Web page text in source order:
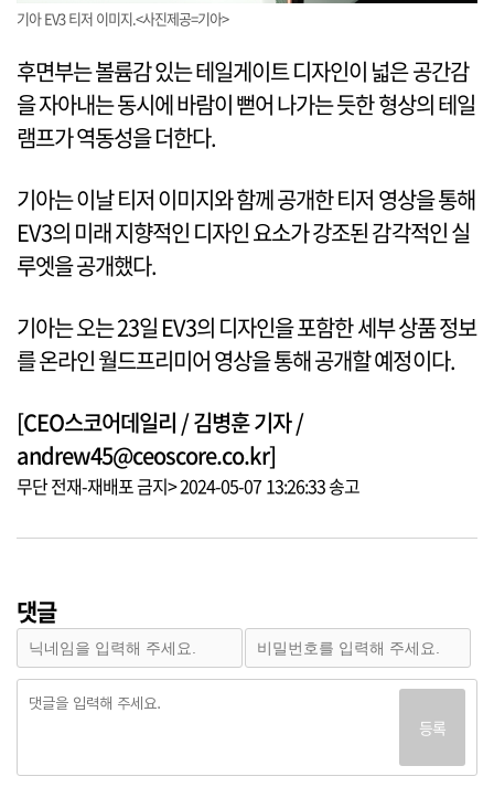
기아 EV3 티저 이미지.<사진제공=기아>
후면부는 볼륨감 있는 테일게이트 디자인이 넓은 공간감
을 자아내는 동시에 바람이 뻗어 나가는 듯한 형상의 테일
램프가 역동성을 더한다.
기아는 이날 티저 이미지와 함께 공개한 티저 영상을 통해
EV3의 미래 지향적인 디자인 요소가 강조된 감각적인 실
루엣을 공개했다.
기아는 오는 23일 EV3의 디자인을 포함한 세부 상품 정보
를 온라인 월드프리미어 영상을 통해 공개할 예정이다.
[CEO스코어데일리 / 김병훈 기자 /
andrew45@ceoscore.co.kr]
무단 전재-재배포 금지> 2024-05-07 13:26:33 송고
댓글
등록